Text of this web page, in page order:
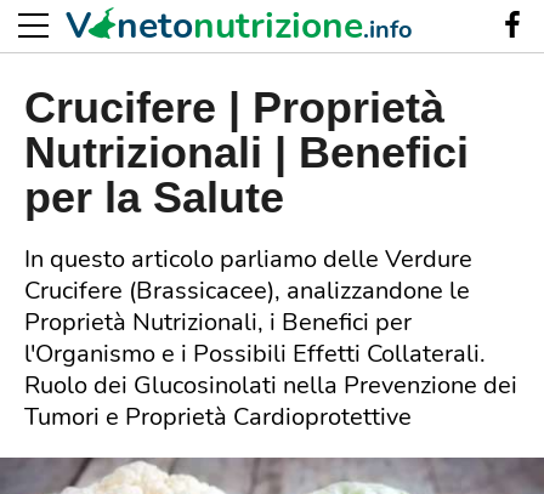
Crucifere | Proprietà
Nutrizionali | Benefici
per la Salute
In questo articolo parliamo delle Verdure
Crucifere (Brassicacee), analizzandone le
Proprietà Nutrizionali, i Benefici per
l'Organismo e i Possibili Effetti Collaterali.
Ruolo dei Glucosinolati nella Prevenzione dei
Tumori e Proprietà Cardioprotettive
V netonutrizione.info